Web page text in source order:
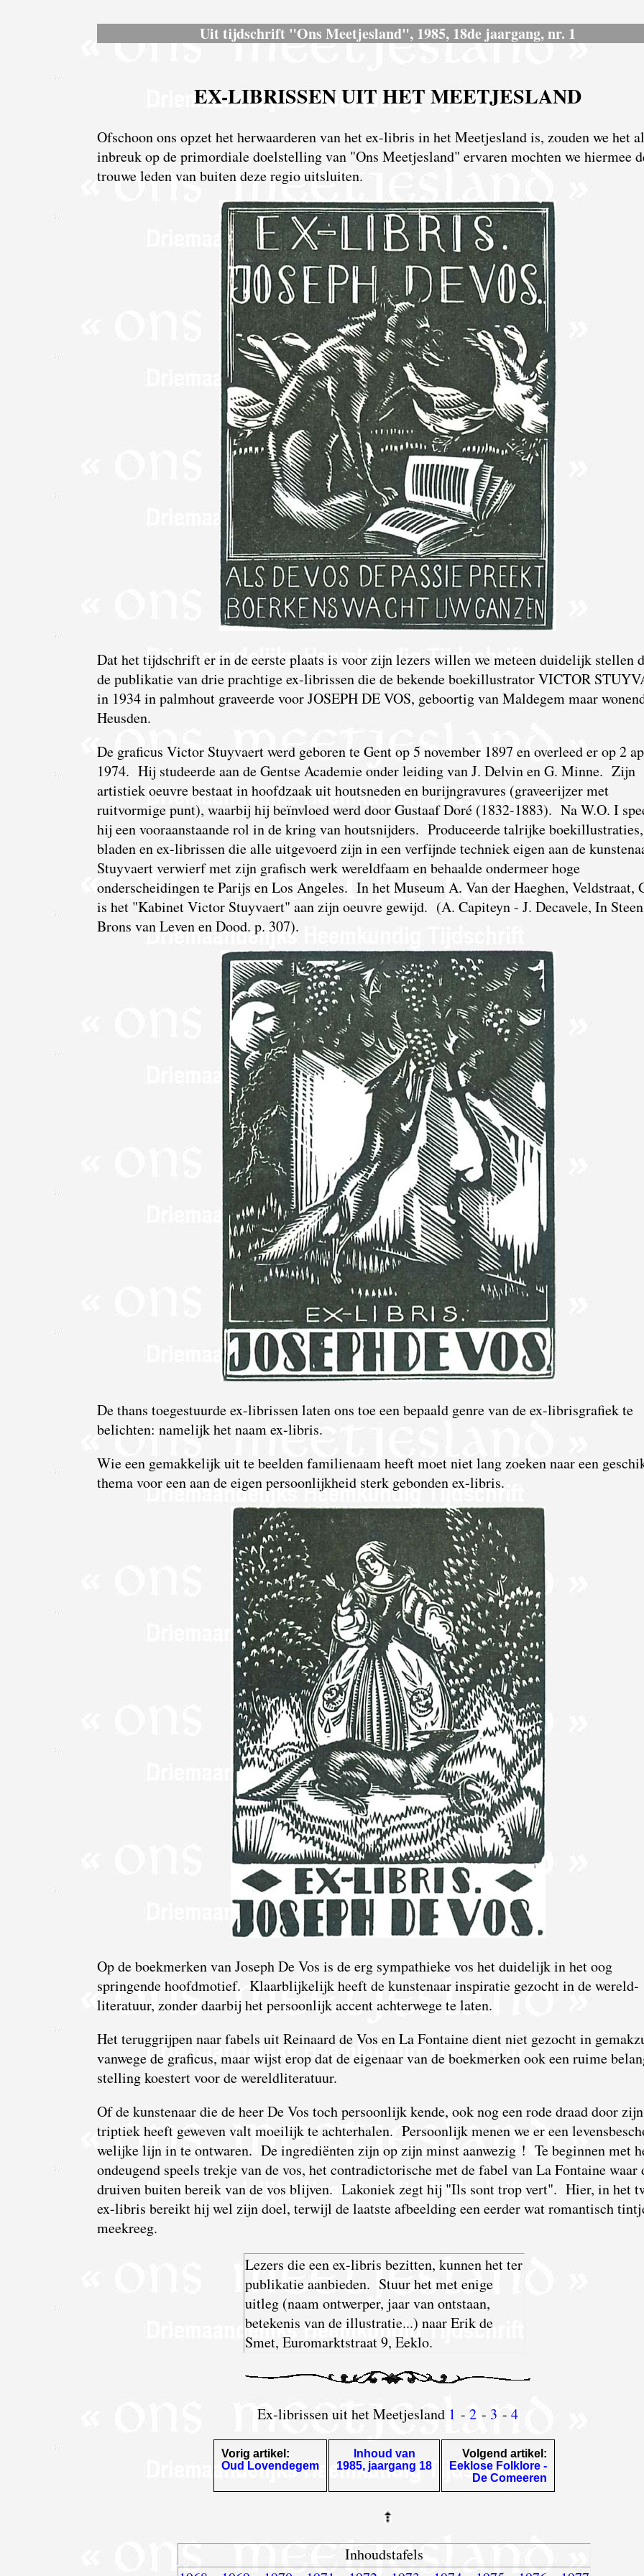
Uit tijdschrift "Ons Meetjesland", 1985, 18de jaargang, nr. 1
EX-LIBRISSEN UIT HET MEETJESLAND
Ofschoon ons opzet het herwaarderen van het ex-libris in het Meetjesland is, zouden we het
inbreuk op de primordiale doelstelling van "Ons Meetjesland" ervaren mochten we hiermee
trouwe leden van buiten deze regio uitsluiten.
Dat het tijdschrift er in de eerste plaats is voor zijn lezers willen we meteen duidelijk stellen
de publikatie van drie prachtige ex-librissen die de bekende boekillustrator VICTOR
in 1934 in palmhout graveerde voor JOSEPH DE VOS, geboortig van Maldegem maar
Heusden.
De graficus Victor Stuyvaert werd geboren te Gent op 5 november 1897 en overleed er op 2
1974. Hij studeerde aan de Gentse Academie onder leiding van J. Delvin en G. Minne. Zijn
artistiek oeuvre bestaat in hoofdzaak uit houtsneden en burijngravures (graveerijzer met
ruitvormige punt), waarbij hij beïnvloed werd door Gustaaf Doré (1832-1883). Na W.O. I
hij een vooraanstaande rol in de kring van houtsnijders. Produceerde talrijke
bladen en ex-librissen die alle uitgevoerd zijn in een verfijnde techniek eigen aan de
Stuyvaert verwierf met zijn grafisch werk wereldfaam en behaalde ondermeer hoge
onderscheidingen te Parijs en Los Angeles. In het Museum A. Van der Haeghen, Veldstraat,
is het "Kabinet Victor Stuyvaert" aan zijn oeuvre gewijd. (A. Capiteyn - J. Decavele, In
Brons van Leven en Dood. p. 307).
De thans toegestuurde ex-librissen laten ons toe een bepaald genre van de ex-librisgrafiek te
belichten: namelijk het naam ex-libris.
Wie een gemakkelijk uit te beelden familie­naam heeft moet niet lang zoeken naar een
thema voor een aan de eigen persoon­lijkheid sterk gebonden ex-libris.
Op de boekmerken van Joseph De Vos is de erg sympa­thieke vos het duidelijk in het oog
springende hoofd­motief. Klaar­blijke­lijk heeft de kunste­naar inspiratie gezocht in de wereld­
literatuur, zonder daarbij het persoonlijk accent achterwege te laten.
Het terug­grijpen naar fabels uit Reinaard de Vos en La Fontaine dient niet gezocht in
vanwege de graficus, maar wijst erop dat de eigenaar van de boek­merken ook een ruime
stelling koestert voor de wereld­literatuur.
Of de kunstenaar die de heer De Vos toch persoonlijk kende, ook nog een rode draad door zijn
triptiek heeft geweven valt moeilijk te achter­halen. Persoonlijk menen we er een
welijke lijn in te ontwaren. De ingre­diënten zijn op zijn minst aanwezig ! Te beginnen met
ondeugend speels trekje van de vos, het contra­dictorische met de fabel van La Fontaine waar
druiven buiten bereik van de vos blijven. Lakoniek zegt hij "Ils sont trop vert". Hier, in het
ex-libris bereikt hij wel zijn doel, terwijl de laatste afbeelding een eerder wat romantisch
meekreeg.
Lezers die een ex-libris bezitten, kunnen het ter
publi­katie aanbieden. Stuur het met enige
uitleg (naam ontwerper, jaar van ontstaan,
betekenis van de illustratie...) naar Erik de
Smet, Euromarktstraat 9, Eeklo.
Ex-librissen uit het Meetjesland 1 -2 - 3 -4
Vorig artikel:
Oud Lovendegem
Inhoud van
1985, jaargang 18
Volgend artikel:
Eeklose Folklore -
De Comeeren
Inhoudstafels